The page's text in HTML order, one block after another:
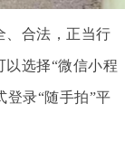
合法，正当行
选择“微信小程
登录“随手拍”平